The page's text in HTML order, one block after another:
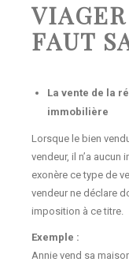
FAUT
La vente de la
immobilière
Lorsque le bien
vendeur, il n’a aucun
exonère ce type de
vendeur ne déclare
imposition à ce titre.
Exemple :
Annie vend sa